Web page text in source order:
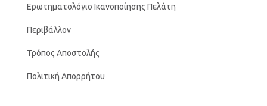
Ερωτηματολόγιο Ικανοποίησης Πελάτη
Περιβάλλον
Τρόπος Αποστολής
Πολιτική Απορρήτου